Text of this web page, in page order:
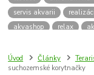
servis akvarii
akvashop
relax
insektárium
zátuka
terárium pre korytnačky
Úvod Články
suchozemské korytnačky